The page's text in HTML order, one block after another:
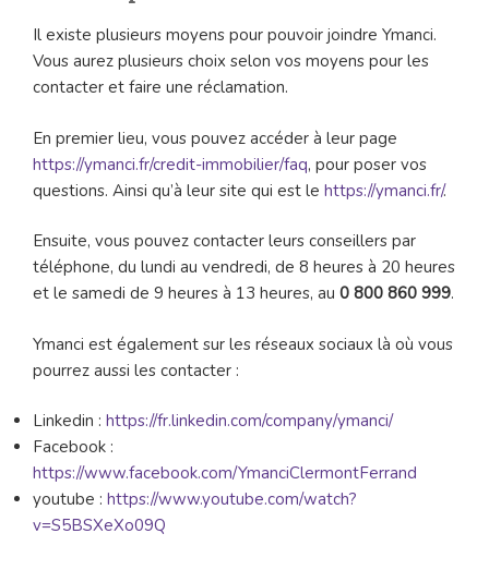
Il existe plusieurs moyens pour pouvoir joindre Ymanci.
Vous aurez plusieurs choix selon vos moyens pour les
contacter et faire une réclamation.
En premier lieu, vous pouvez accéder à leur page
https://ymanci.fr/credit-immobilier/faq, pour poser vos
questions. Ainsi qu’à leur site qui est le https://ymanci.fr/.
Ensuite, vous pouvez contacter leurs conseillers par
téléphone, du lundi au vendredi, de 8 heures à 20 heures
et le samedi de 9 heures à 13 heures, au 0 800 860 999.
Ymanci est également sur les réseaux sociaux là où vous
pourrez aussi les contacter :
Linkedin : https://fr.linkedin.com/company/ymanci/
Facebook :
https://www.facebook.com/YmanciClermontFerrand
youtube : https://www.youtube.com/watch?
v=S5BSXeXo09Q